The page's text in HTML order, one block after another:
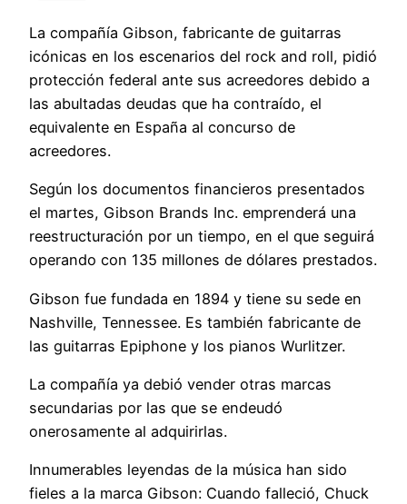
La compañía Gibson, fabricante de guitarras
icónicas en los escenarios del rock and roll, pidió
protección federal ante sus acreedores debido a
las abultadas deudas que ha contraído, el
equivalente en España al concurso de
acreedores.
Según los documentos financieros presentados
el martes, Gibson Brands Inc. emprenderá una
reestructuración por un tiempo, en el que seguirá
operando con 135 millones de dólares prestados.
Gibson fue fundada en 1894 y tiene su sede en
Nashville, Tennessee. Es también fabricante de
las guitarras Epiphone y los pianos Wurlitzer.
La compañía ya debió vender otras marcas
secundarias por las que se endeudó
onerosamente al adquirirlas.
Innumerables leyendas de la música han sido
fieles a la marca Gibson: Cuando falleció, Chuck